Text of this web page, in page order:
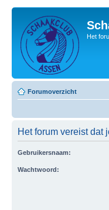
Het
Forumoverzicht
Het forum vereist dat
Gebruikersnaam:
Wachtwoord: